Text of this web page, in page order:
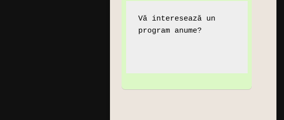
Vă interesează un
program anume?